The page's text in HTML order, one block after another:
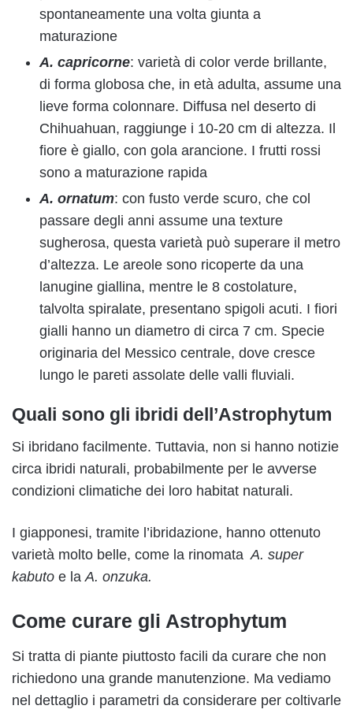
spontaneamente una volta giunta a
maturazione
A. capricorne: varietà di color verde brillante,
di forma globosa che, in età adulta, assume una
lieve forma colonnare. Diffusa nel deserto di
Chihuahuan, raggiunge i 10-20 cm di altezza. Il
fiore è giallo, con gola arancione. I frutti rossi
sono a maturazione rapida
A. ornatum: con fusto verde scuro, che col
passare degli anni assume una texture
sugherosa, questa varietà può superare il metro
d’altezza. Le areole sono ricoperte da una
lanugine giallina, mentre le 8 costolature,
talvolta spiralate, presentano spigoli acuti. I fiori
gialli hanno un diametro di circa 7 cm. Specie
originaria del Messico centrale, dove cresce
lungo le pareti assolate delle valli fluviali.
Quali sono gli ibridi dell’Astrophytum
Si ibridano facilmente. Tuttavia, non si hanno notizie
circa ibridi naturali, probabilmente per le avverse
condizioni climatiche dei loro habitat naturali.
I giapponesi, tramite l’ibridazione, hanno ottenuto
varietà molto belle, come la rinomata A. super
kabuto e laA. onzuka.
Come curare gli Astrophytum
Si tratta di piante piuttosto facili da curare che non
richiedono una grande manutenzione. Ma vediamo
nel dettaglio i parametri da considerare per coltivarle